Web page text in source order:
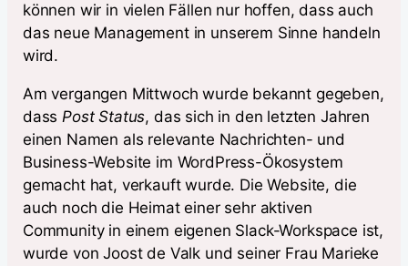
können wir in vielen Fällen nur hoffen, dass auch
das neue Management in unserem Sinne handeln
wird.
Am vergangen Mittwoch wurde bekannt gegeben,
dassPost Status, das sich in den letzten Jahren
einen Namen als relevante Nachrichten- und
Business-Website im WordPress-Ökosystem
gemacht hat, verkauft wurde. Die Website, die
auch noch die Heimat einer sehr aktiven
Community in einem eigenen Slack-Workspace ist,
wurde von Joost de Valk und seiner Frau Marieke